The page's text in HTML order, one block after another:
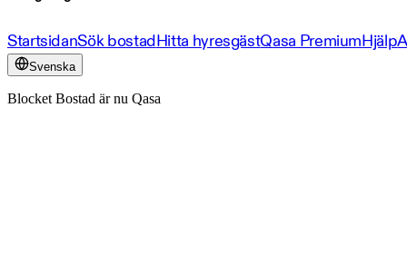
StartsidanSök bostadHitta hyresgästQasa PremiumHjälp
Svenska
Blocket Bostad är nu Qasa